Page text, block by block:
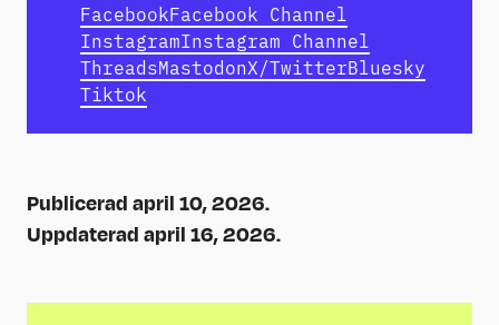
FacebookFacebook Channel
InstagramInstagram Channel
ThreadsMastodonX/TwitterBluesky
Tiktok
Publicerad april 10, 2026.
Uppdaterad april 16, 2026.